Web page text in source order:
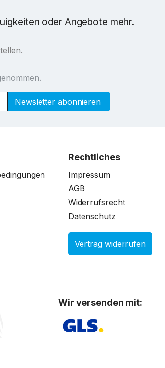
oder Angebote mehr.
Newsletter abonnieren
Rechtliches
Impressum
AGB
Widerrufsrecht
Datenschutz
Vertrag widerrufen
Wir versenden mit: